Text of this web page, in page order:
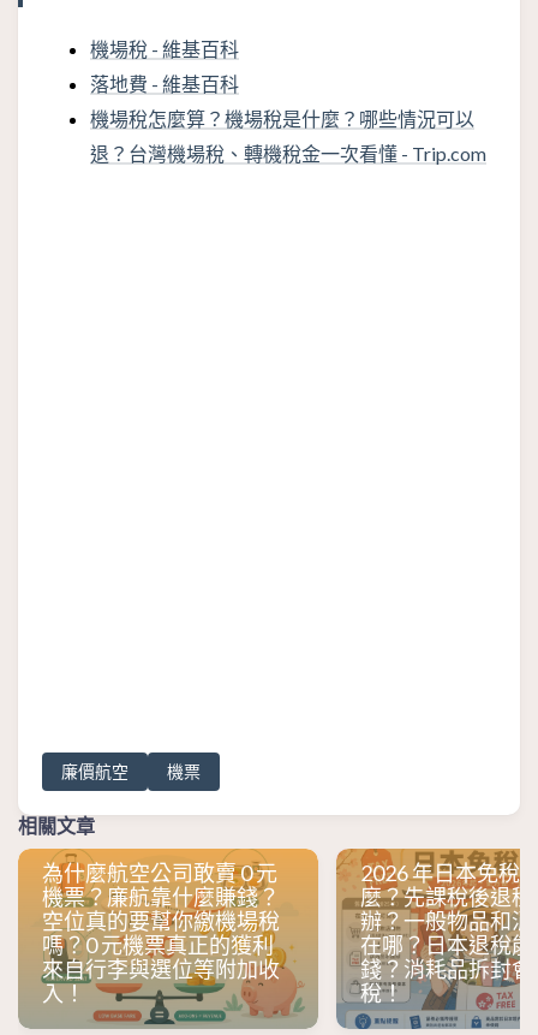
機場稅 - 維基百科
落地費 - 維基百科
機場稅怎麼算？機場稅是什麼？哪些情況可以
退？台灣機場稅、轉機稅金一次看懂 - Trip.com
廉價航空 機票
相關文章
為什麼航空公司敢賣 0 元
機票？廉航靠什麼賺錢？
空位真的要幫你繳機場稅
嗎？0 元機票真正的獲利
來自行李與選位等附加收
入！
2026 年日本免稅
麼？先課稅後退
辦？一般物品和
在哪？日本退稅
錢？消耗品拆封
稅！